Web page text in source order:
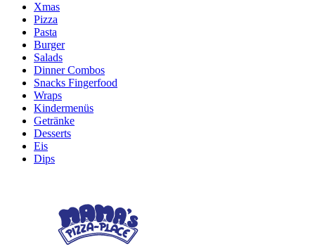
Xmas
Pizza
Pasta
Burger
Salads
Dinner Combos
Snacks Fingerfood
Wraps
Kindermenüs
Getränke
Desserts
Eis
Dips